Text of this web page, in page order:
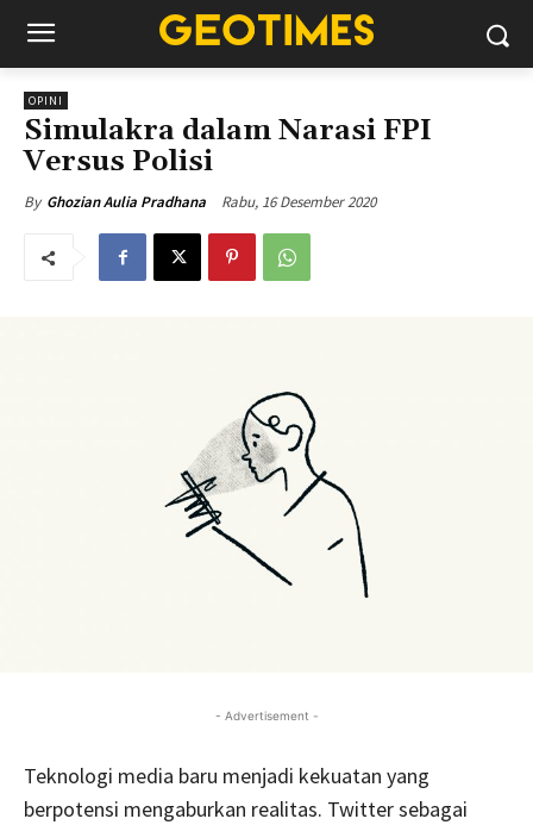
OPINI
Simulakra dalam Narasi FPI
Versus Polisi
By Ghozian Aulia Pradhana Rabu, 16 Desember 2020
- Advertisement -
Teknologi media baru menjadi kekuatan yang
berpotensi mengaburkan realitas. Twitter sebagai